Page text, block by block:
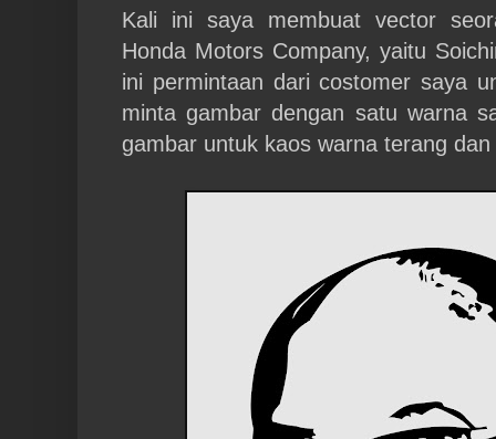
Kali ini saya membuat vector
Honda Motors Company, yaitu
ini permintaan dari costomer saya
minta gambar dengan satu warna
gambar untuk kaos warna terang